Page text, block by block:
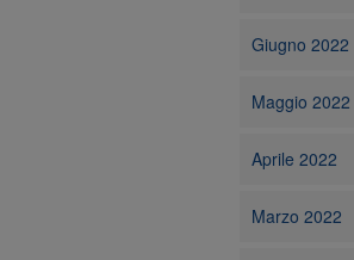
Giugno 2022
Maggio 2022
Aprile 2022
Marzo 2022